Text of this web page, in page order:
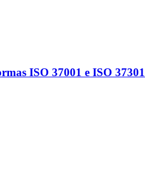
ISO 37001 e ISO 37301